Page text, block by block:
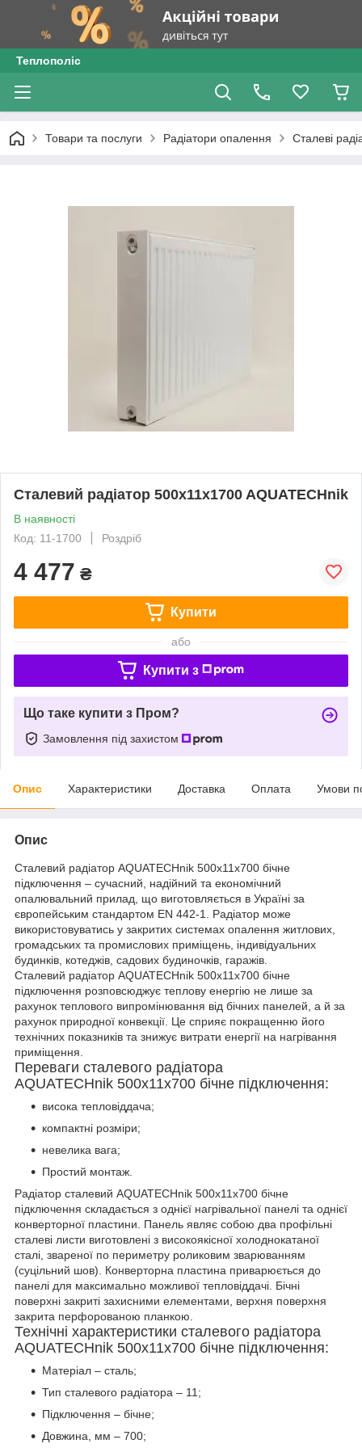
Теплополіс
Товари та послуги Радіатори опалення Сталеві
Сталевий радіатор 500x11x1700 AQUATECHnik
В наявності
Код: 11-1700
Роздріб
4 477 ₴
Купити
або
Купити з
Що таке купити з Пром?
Замовлення під захистом
Опис Характеристики Доставка Оплата Умови
Опис
Сталевий радіатор AQUATECHnik 500х11х700 бічне
підключення – сучасний, надійний та економічний
опалювальний прилад, що виготовляється в Україні за
європейським стандартом EN 442-1. Радіатор може
використовуватись у закритих системах опалення житлових,
громадських та промислових приміщень, індивідуальних
будинків, котеджів, садових будиночків, гаражів.
Сталевий радіатор AQUATECHnik 500х11х700 бічне
підключення розповсюджує теплову енергію не лише за
рахунок теплового випромінювання від бічних панелей, а й за
рахунок природної конвекції. Це сприяє покращенню його
технічних показників та знижує витрати енергії на нагрівання
приміщення.
Переваги сталевого радіатора
AQUATECHnik 500х11х700 бічне підключення:
висока тепловіддача;
компактні розміри;
невелика вага;
Простий монтаж.
Радіатор сталевий AQUATECHnik 500х11х700 бічне
підключення складається з однієї нагрівальної панелі та однієї
конверторної пластини. Панель являє собою два профільні
сталеві листи виготовлені з високоякісної холоднокатаної
сталі, звареної по периметру роликовим зварюванням
(суцільний шов). Конверторна пластина приварюється до
панелі для максимально можливої тепловіддачі. Бічні
поверхні закриті захисними елементами, верхня поверхня
закрита перфорованою планкою.
Технічні характеристики сталевого радіатора
AQUATECHnik 500х11х700 бічне підключення:
Матеріал – сталь;
Тип сталевого радіатора – 11;
Підключення – бічне;
Довжина, мм – 700;